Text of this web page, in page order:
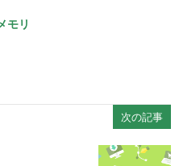
モリ
次の記事